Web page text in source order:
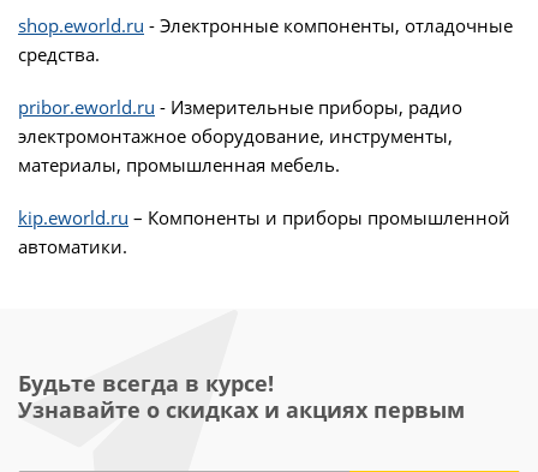
shop.eworld.ru - Электронные компоненты, отладочные
средства.
pribor.eworld.ru - Измерительные приборы, радио
электромонтажное оборудование, инструменты,
материалы, промышленная мебель.
kip.eworld.ru – Компоненты и приборы промышленной
автоматики.
Будьте всегда в курсе!
Узнавайте о скидках и акциях первым